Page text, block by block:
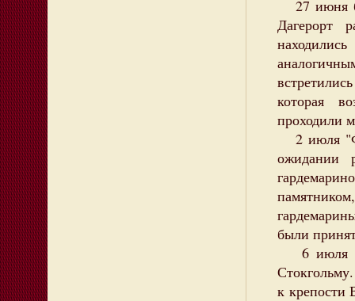
27 июня
Дагерорт
которая
проходили
2 июля
ожидании
были
6 июля
к крепости